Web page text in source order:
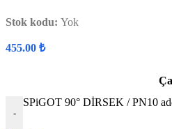
Stok kodu: Yok
455.00 ₺
-
SPiGOT 90° DİRSEK / PN10